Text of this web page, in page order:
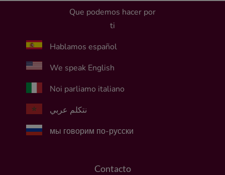
Que podemos hacer por
ti
Hablamos español
We speak English
Noi parliamo italiano
نتكلم عربي
мы говорим по-русски
Contacto